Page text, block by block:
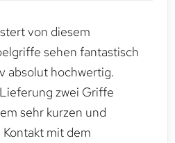
von diesem
sehen fantastisch
absolut hochwertig.
zwei Griffe
sehr kurzen und
mit dem